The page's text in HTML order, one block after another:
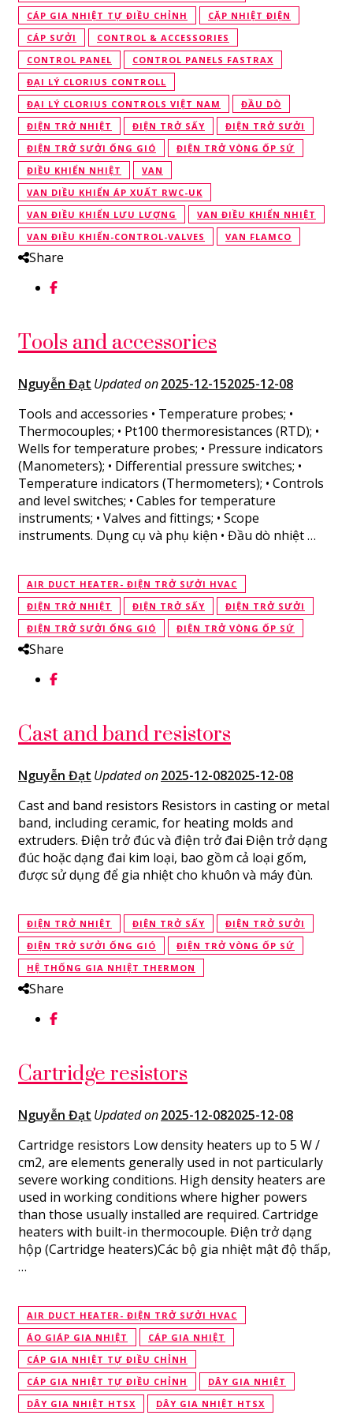
CÁP GIA NHIỆT TỰ ĐIỀU CHỈNH
CẶP NHIỆT ĐIỆN
CÁP SƯỞI
CONTROL & ACCESSORIES
CONTROL PANEL
CONTROL PANELS FASTRAX
ĐẠI LÝ CLORIUS CONTROLL
ĐẠI LÝ CLORIUS CONTROLS VIỆT NAM
ĐẦU DÒ
ĐIỆN TRỞ NHIỆT
ĐIỆN TRỞ SẤY
ĐIỆN TRỞ SƯỞI
ĐIỆN TRỞ SƯỞI ỐNG GIÓ
ĐIỆN TRỞ VÒNG ỐP SỨ
ĐIỀU KHIỂN NHIỆT
VAN
VAN DIỀU KHIỂN ÁP XUẤT RWC-UK
VAN ĐIỀU KHIỂN LƯU LƯỢNG
VAN ĐIỀU KHIỂN NHIỆT
VAN ĐIỀU KHIỂN-CONTROL-VALVES
VAN FLAMCO
Share
Tools and accessories
Nguyễn Đạt Updated on2025-12-152025-12-08
Tools and accessories • Temperature probes; •
Thermocouples; • Pt100 thermoresistances (RTD); •
Wells for temperature probes; • Pressure indicators
(Manometers); • Differential pressure switches; •
Temperature indicators (Thermometers); • Controls
and level switches; • Cables for temperature
instruments; • Valves and fittings; • Scope
instruments. Dụng cụ và phụ kiện • Đầu dò nhiệt …
AIR DUCT HEATER- ĐIỆN TRỞ SƯỞI HVAC
ĐIỆN TRỞ NHIỆT
ĐIỆN TRỞ SẤY
ĐIỆN TRỞ SƯỞI
ĐIỆN TRỞ SƯỞI ỐNG GIÓ
ĐIỆN TRỞ VÒNG ỐP SỨ
Share
Cast and band resistors
Nguyễn Đạt Updated on2025-12-082025-12-08
Cast and band resistors Resistors in casting or metal
band, including ceramic, for heating molds and
extruders. Điện trở đúc và điện trở đai Điện trở dạng
đúc hoặc dạng đai kim loại, bao gồm cả loại gốm,
được sử dụng để gia nhiệt cho khuôn và máy đùn.
ĐIỆN TRỞ NHIỆT ĐIỆN TRỞ SẤY
ĐIỆN TRỞ SƯỞI
ĐIỆN TRỞ SƯỞI ỐNG GIÓ
ĐIỆN TRỞ VÒNG ỐP SỨ
HỆ THỐNG GIA NHIỆT THERMON
Share
Cartridge resistors
Nguyễn Đạt Updated on2025-12-082025-12-08
Cartridge resistors Low density heaters up to 5 W /
cm2, are elements generally used in not particularly
severe working conditions. High density heaters are
used in working conditions where higher powers
than those usually installed are required. Cartridge
heaters with built-in thermocouple. Điện trở dạng
hộp (Cartridge heaters)Các bộ gia nhiệt mật độ thấp,
…
AIR DUCT HEATER- ĐIỆN TRỞ SƯỞI HVAC
ÁO GIÁP GIA NHIỆT
CÁP GIA NHIỆT
CÁP GIA NHIỆT TỰ ĐIỀU CHỈNH
CÁP GIA NHIỆT TỰ ĐIỀU CHỈNH
DÂY GIA NHIỆT
DÂY GIA NHIỆT HTSX
DÂY GIA NHIỆT HTSX